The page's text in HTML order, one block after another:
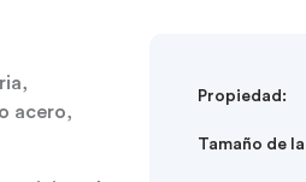
acero,
Propiedad:
Tamaño de